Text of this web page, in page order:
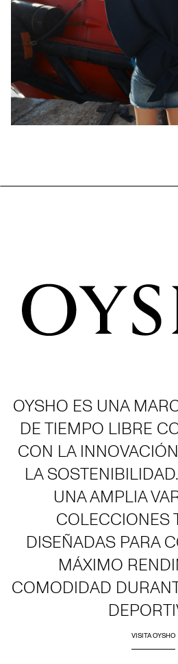
OYSHO ES UNA
DE TIEMPO LIBRE
CON LA
LA
UNA AMPLIA
COLECCIONES
DISEÑADAS PARA
MÁXIMO
COMODIDAD
VISITA OYSHO